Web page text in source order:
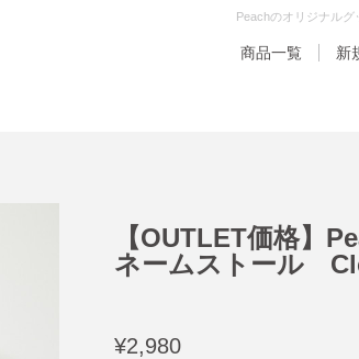
Peachのオリジナル
商品一覧 新
【OUTLET価格】
ネームストール
¥2,980